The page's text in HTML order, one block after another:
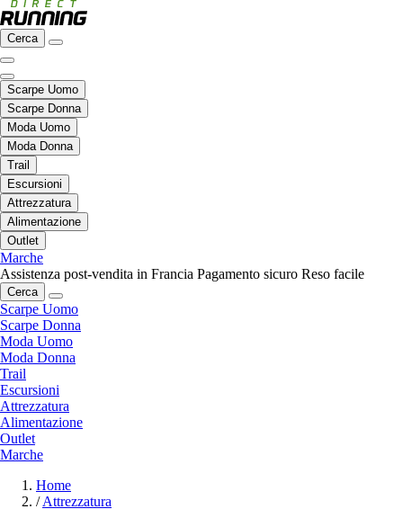
Cerca
Scarpe Uomo
Scarpe Donna
Moda Uomo
Moda Donna
Trail
Escursioni
Attrezzatura
Alimentazione
Outlet
Marche
Assistenza post-vendita in Francia Pagamento sicuro Reso facile
Cerca
Scarpe Uomo
Scarpe Donna
Moda Uomo
Moda Donna
Trail
Escursioni
Attrezzatura
Alimentazione
Outlet
Marche
Home
/ Attrezzatura